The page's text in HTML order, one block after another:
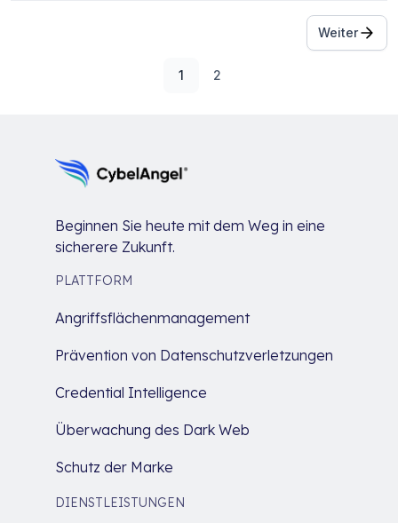
1 2
Weiter
Beginnen Sie heute mit dem Weg in eine
sicherere Zukunft.
PLATTFORM
Angriffsflächenmanagement
Prävention von Datenschutzverletzungen
Credential Intelligence
Überwachung des Dark Web
Schutz der Marke
DIENSTLEISTUNGEN